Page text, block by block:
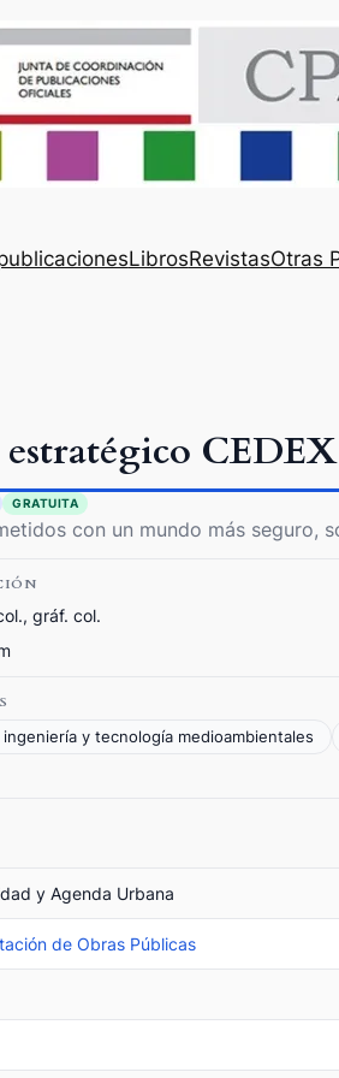
LibrosRevistasOtras
GRATUITA
con un mundo más seguro,
gráf. col.
ingeniería y tecnología medioambientales
y Agenda Urbana
de Obras Públicas